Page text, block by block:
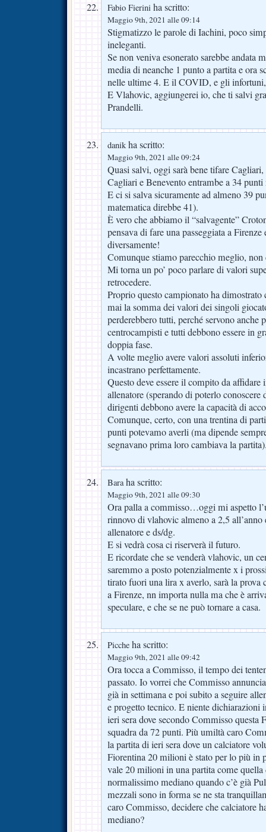
Fabio Fierini ha scritto:
Maggio 9th, 2021 alle 09:14
Stigmatizzo le parole di Iachini, poco
ineleganti.
Se non veniva esonerato sarebbe andata
media di neanche 1 punto a partita e ora
nelle ultime 4. E il COVID, e gli
E Vlahovic, aggiungerei io, che ti salvi
Prandelli.
danik ha scritto:
Maggio 9th, 2021 alle 09:24
Quasi salvi, oggi sarà bene tifare
Cagliari e Benevento entrambe a 34
E ci si salva sicuramente ad almeno 39
matematica direbbe 41).
È vero che abbiamo il “salvagente”
pensava di fare una passeggiata a
diversamente!
Comunque stiamo parecchio meglio, non
Mi torna un po’ poco parlare di valori
retrocedere.
Proprio questo campionato ha dimostrato
mai la somma dei valori dei singoli
perderebbero tutti, perché servono anche
centrocampisti e tutti debbono essere in
doppia fase.
A volte meglio avere valori assoluti
incastrano perfettamente.
Questo deve essere il compito da
allenatore (sperando di poterlo
dirigenti debbono avere la capacità di
Comunque, certo, con una trentina di
punti potevamo averli (ma dipende
segnavano prima loro cambiava la
Baraha scritto:
Maggio 9th, 2021 alle 09:30
Ora palla a commisso…oggi mi aspetto
rinnovo di vlahovic almeno a 2,5
allenatore e ds/dg.
E si vedrà cosa ci riserverà il futuro.
E ricordate che se venderà vlahovic, un
saremmo a posto potenzialmente x i
tirato fuori una lira x averlo, sarà la prova
a Firenze, nn importa nulla ma che è
speculare, e che se ne può tornare a casa.
Picche ha scritto:
Maggio 9th, 2021 alle 09:42
Ora tocca a Commisso, il tempo dei
passato. Io vorrei che Commisso
già in settimana e poi subito a seguire
e progetto tecnico. E niente dichiarazioni
ieri sera dove secondo Commisso questa
squadra da 72 punti. Più umiltà caro
la partita di ieri sera dove un calciatore
Fiorentina 20 milioni è stato per lo più in
vale 20 milioni in una partita come quella
normalissimo mediano quando c’è già
mezzali sono in forma se ne sta
caro Commisso, decidere che calciatore
mediano?